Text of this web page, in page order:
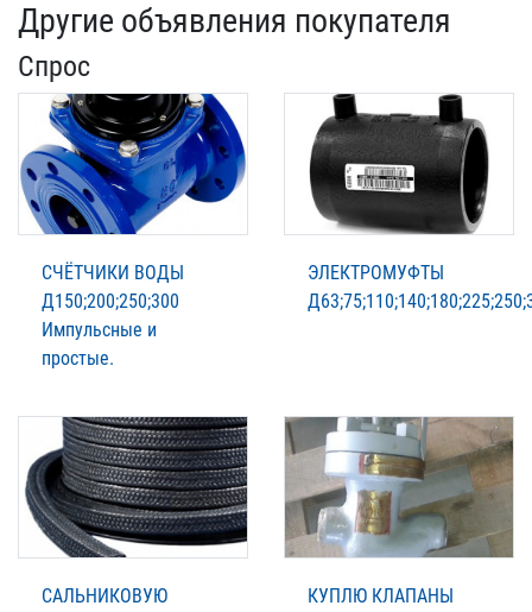
Другие объявления покупателя
Спрос
СЧЁТЧИКИ ВОДЫ
Д150;200;250;300
Импульсные и
простые.
ЭЛЕКТРОМУФТЫ
САЛЬНИКОВУЮ
КУПЛЮ КЛАПАНЫ